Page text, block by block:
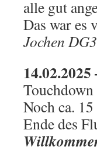
alle gut
Das war es
Jochen
Noch ca.
Ende des